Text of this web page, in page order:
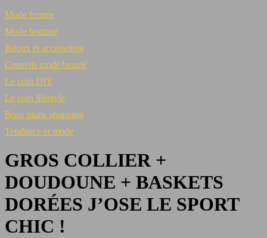
Mode femme
Mode homme
Bijoux et accessoires
Conseils mode/beauté
Le coin DIY
Le coin lifestyle
Bons plans shopping
Tendance et mode
GROS COLLIER +
DOUDOUNE + BASKETS
DORÉES J’OSE LE SPORT
CHIC !